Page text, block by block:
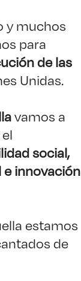
y muchos
para
de las
Unidas.
vamos a
social,
innovación
estamos
de